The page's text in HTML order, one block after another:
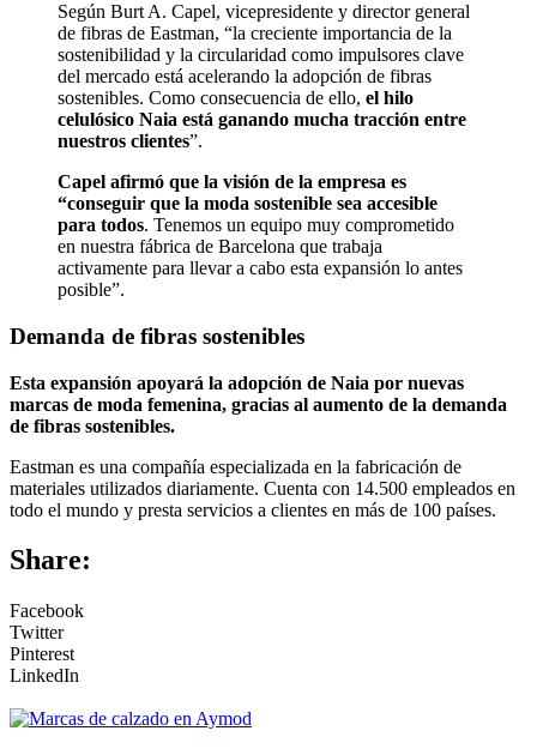
Según Burt A. Capel, vicepresidente y director general
de fibras de Eastman, “la creciente importancia de la
sostenibilidad y la circularidad como impulsores clave
del mercado está acelerando la adopción de fibras
sostenibles. Como consecuencia de ello, el hilo
celulósico Naia está ganando mucha tracción entre
nuestros clientes”.
Capel afirmó que la visión de la empresa es
“conseguir que la moda sostenible sea accesible
para todos. Tenemos un equipo muy comprometido
en nuestra fábrica de Barcelona que trabaja
activamente para llevar a cabo esta expansión lo antes
posible”.
Demanda de fibras sostenibles
Esta expansión apoyará la adopción de Naia por nuevas
marcas de moda femenina, gracias al aumento de la demanda
de fibras sostenibles.
Eastman es una compañía especializada en la fabricación de
materiales utilizados diariamente. Cuenta con 14.500 empleados en
todo el mundo y presta servicios a clientes en más de 100 países.
Share:
Facebook
Twitter
Pinterest
LinkedIn